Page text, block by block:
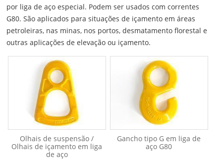
por liga de aço especial. Podem ser usados com correntes
G80. São aplicados para situações de içamento em áreas
petroleiras, nas minas, nos portos, desmatamento florestal e
outras aplicações de elevação ou içamento.
Olhais de suspensão /
Olhais de içamento em liga
de aço
Gancho tipo G em liga de
aço G80